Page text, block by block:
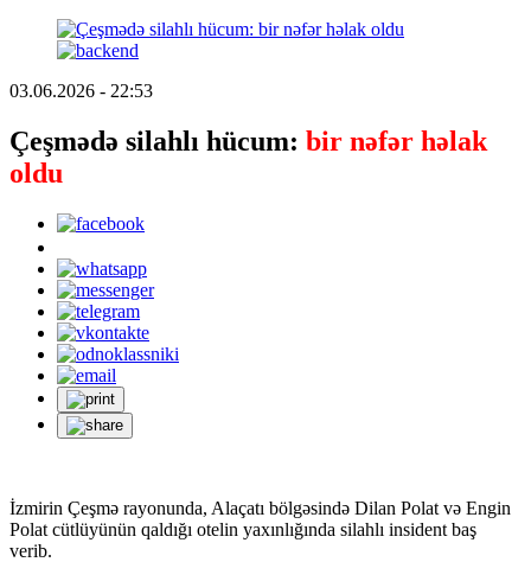
03.06.2026 - 22:53
Çeşmədə silahlı hücum: bir nəfər həlak
oldu
İzmirin Çeşmə rayonunda, Alaçatı bölgəsində Dilan Polat və Engin
Polat cütlüyünün qaldığı otelin yaxınlığında silahlı insident baş
verib.